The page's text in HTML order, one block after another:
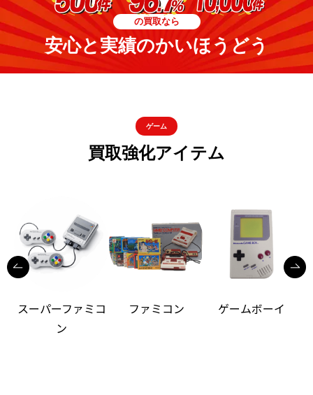
の買取なら
安心と実績のかいほうどう
ゲーム
買取強化アイテム
スーパーファミコ
ン
ファミコン ゲームボーイ